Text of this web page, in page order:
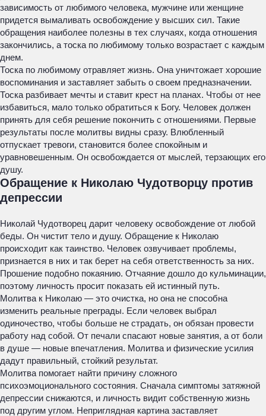
зависимость от любимого человека, мужчине или женщине
придется вымаливать освобождение у высших сил. Такие
обращения наиболее полезны в тех случаях, когда отношения
закончились, а тоска по любимому только возрастает с каждым
днем.
Тоска по любимому отравляет жизнь. Она уничтожает хорошие
воспоминания и заставляет забыть о своем предназначении.
Тоска разбивает мечты и ставит крест на планах. Чтобы от нее
избавиться, мало только обратиться к Богу. Человек должен
принять для себя решение покончить с отношениями. Первые
результаты после молитвы видны сразу. Влюбленный
отпускает тревоги, становится более спокойным и
уравновешенным. Он освобождается от мыслей, терзающих его
душу.
Обращение к Николаю Чудотворцу против
депрессии
Николай Чудотворец дарит человеку освобождение от любой
беды. Он чистит тело и душу. Обращение к Николаю
происходит как таинство. Человек озвучивает проблемы,
признается в них и так берет на себя ответственность за них.
Прошение подобно покаянию. Отчаяние дошло до кульминации,
поэтому личность просит показать ей истинный путь.
Молитва к Николаю — это очистка, но она не способна
изменить реальные преграды. Если человек выбрал
одиночество, чтобы больше не страдать, он обязан провести
работу над собой. От печали спасают новые занятия, а от боли
в душе — новые впечатления. Молитва и физические усилия
дадут правильный, стойкий результат.
Молитва помогает найти причину сложного
психоэмоционального состояния. Сначала симптомы затяжной
депрессии снижаются, и личность видит собственную жизнь
под другим углом. Неприглядная картина заставляет